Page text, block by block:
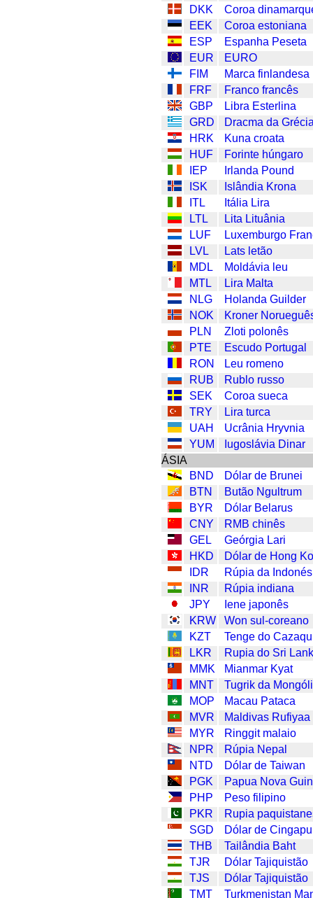
DKK
Coroa
EEK
Coroa estoniana
ESP
Espanha Peseta
EUR
EURO
FIM
Marca finlandesa
FRF
Franco francês
GBP
Libra Esterlina
GRD
Dracma da
HRK
Kuna croata
HUF
Forinte húngaro
IEP
Irlanda Pound
ISK
Islândia Krona
ITL
Itália Lira
LTL
Lita Lituânia
LUF
Luxemburgo
LVL
Lats letão
MDL
Moldávia leu
MTL
Lira Malta
NLG
Holanda Guilder
NOK
Kroner
PLN
Zloti polonês
PTE
Escudo Portugal
RON
Leu romeno
RUB
Rublo russo
SEK
Coroa sueca
TRY
Lira turca
UAH
Ucrânia Hryvnia
YUM
Iugoslávia Dinar
ÁSIA
BND
Dólar de Brunei
BTN
Butão Ngultrum
BYR
Dólar Belarus
CNY
RMB chinês
GEL
Geórgia Lari
HKD
Dólar de Hong
IDR
Rúpia da
INR
Rúpia indiana
JPY
Iene japonês
KRW
Won sul-coreano
KZT
Tenge do
LKR
Rupia do Sri
MMK
Mianmar Kyat
MNT
Tugrik da
MOP
Macau Pataca
MVR
Maldivas Rufiyaa
MYR
Ringgit malaio
NPR
Rúpia Nepal
NTD
Dólar de Taiwan
PGK
Papua Nova
PHP
Peso filipino
PKR
Rupia
SGD
Dólar de
THB
Tailândia Baht
TJR
Dólar Tajiquistão
TJS
Dólar Tajiquistão
TMT
Turkmenistan